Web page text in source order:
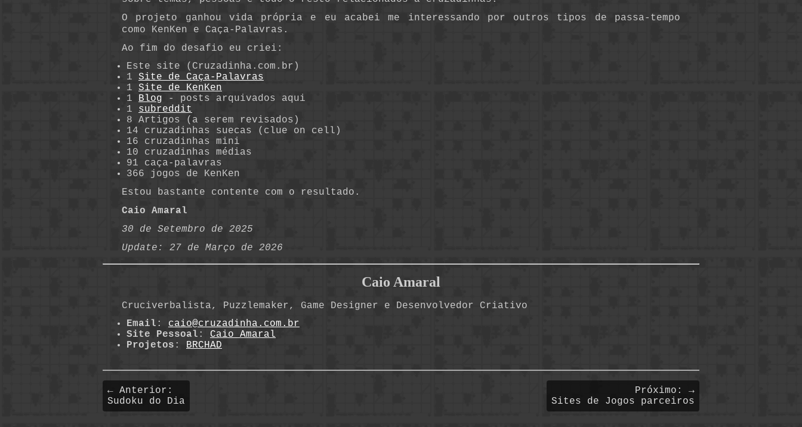
O projeto ganhou vida própria e eu acabei me interessando por outros tipos de passa-tempo
como KenKen e Caça-Palavras.
Ao fim do desafio eu criei:
Este site (Cruzadinha.com.br)
1 Site de Caça-Palavras
1 Site de KenKen
1 Blog - posts arquivados aqui
1 subreddit
8 Artigos (a serem revisados)
14 cruzadinhas suecas (clue on cell)
16 cruzadinhas mini
10 cruzadinhas médias
91 caça-palavras
366 jogos de KenKen
Estou bastante contente com o resultado.
Caio Amaral
30 de Setembro de 2025
Update: 27 de Março de 2026
Caio Amaral
Cruciverbalista, Puzzlemaker, Game Designer e Desenvolvedor Criativo
Email : caio@cruzadinha.com.br
Site Pessoal : Caio Amaral
Projetos : BRCHAD
← Anterior:
Sudoku do Dia
Próximo: →
Sites de Jogos parceiros